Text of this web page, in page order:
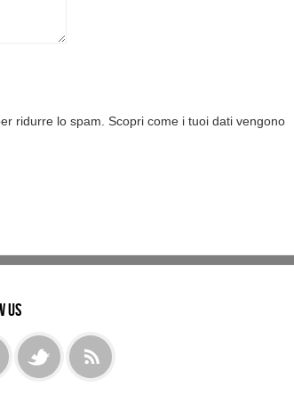
ridurre lo spam. Scopri come i tuoi dati vengono
us